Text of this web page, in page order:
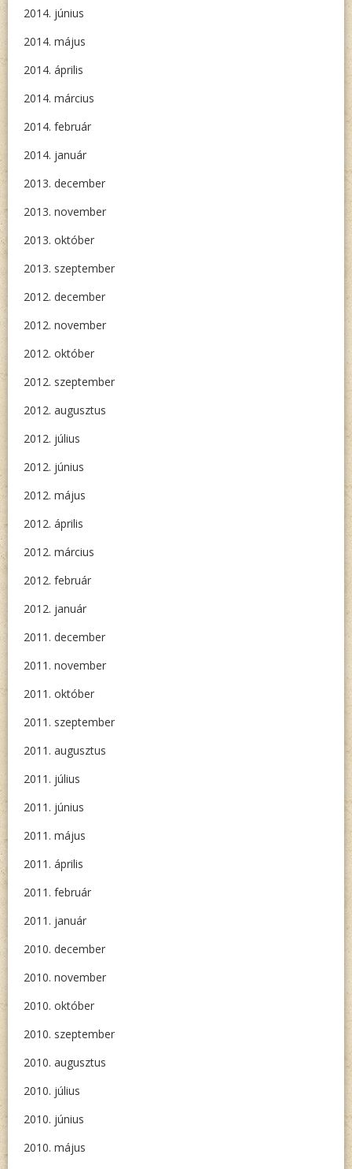
2014. június
2014. május
2014. április
2014. március
2014. február
2014. január
2013. december
2013. november
2013. október
2013. szeptember
2012. december
2012. november
2012. október
2012. szeptember
2012. augusztus
2012. július
2012. június
2012. május
2012. április
2012. március
2012. február
2012. január
2011. december
2011. november
2011. október
2011. szeptember
2011. augusztus
2011. július
2011. június
2011. május
2011. április
2011. február
2011. január
2010. december
2010. november
2010. október
2010. szeptember
2010. augusztus
2010. július
2010. június
2010. május